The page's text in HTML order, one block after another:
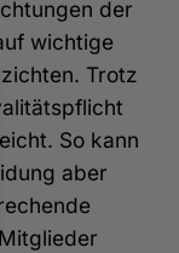
der
wichtige
Trotz
So kann
aber